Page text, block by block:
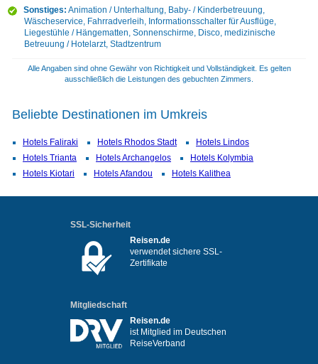
Sonstiges: Animation / Unterhaltung, Baby- / Kinderbetreuung,
Wäscheservice, Fahrradverleih, Informationsschalter für Ausflüge,
Liegestühle / Hängematten, Sonnenschirme, Disco, medizinische
Betreuung / Hotelarzt, Stadtzentrum
Alle Angaben sind ohne Gewähr von Richtigkeit und Vollständigkeit. Es gelten
ausschließlich die Leistungen des gebuchten Zimmers.
Beliebte Destinationen im Umkreis
Hotels Faliraki Hotels Rhodos Stadt
Hotels Lindos
Hotels Trianta
Hotels Archangelos
Hotels Kolymbia
Hotels Kiotari
Hotels Afandou Hotels Kalithea
SSL-Sicherheit
Reisen.de
verwendet sichere SSL-
Zertifikate
Mitgliedschaft
Reisen.de
ist Mitglied im Deutschen
ReiseVerband